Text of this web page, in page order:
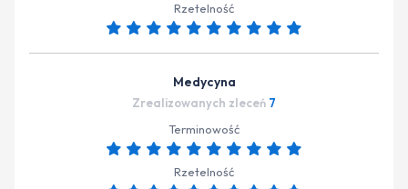
Rzetelność
Medycyna
Zrealizowanych zleceń 7
Terminowość
Rzetelność